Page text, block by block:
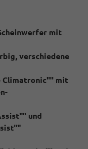
mit
verschiedene
Climatronic"" mit
und